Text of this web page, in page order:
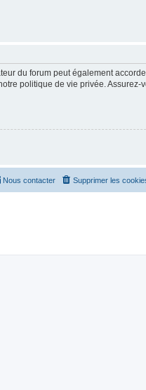
du forum peut également
politique de vie privée. Assurez-
Supprimer les
Nous contacter